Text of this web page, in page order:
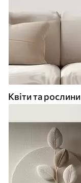
Квіти та рослини